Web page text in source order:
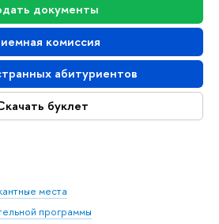
документы
комиссия
абитуриентов
буклет
места
программы